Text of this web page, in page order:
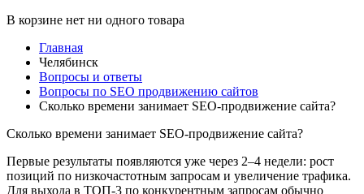
В корзине нет ни одного товара
Главная
Челябинск
Вопросы и ответы
Вопросы по SEO продвижению сайтов
Сколько времени занимает SEO-продвижение сайта?
Сколько времени занимает SEO-продвижение сайта?
Первые результаты появляются уже через 2–4 недели: рост
позиций по низкочастотным запросам и увеличение трафика.
Для выхода в ТОП-3 по конкурентным запросам обычно